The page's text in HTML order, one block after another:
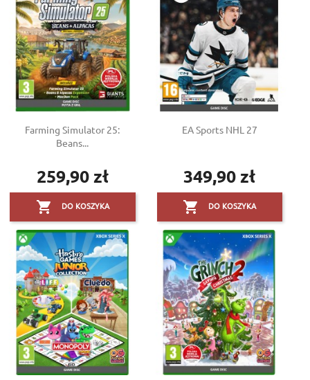
Farming Simulator 25:
Beans...
Cena
259,90 zł
 DO KOSZYKA
EA Sports NHL 27
Cena
349,90 zł
 DO KOSZYKA